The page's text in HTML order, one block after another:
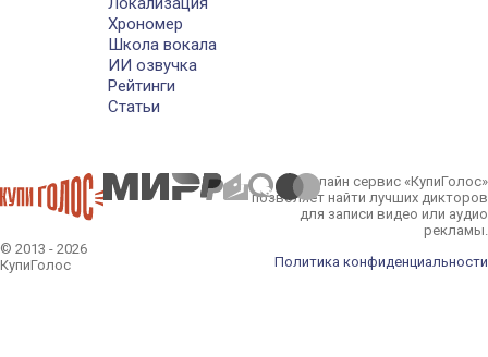
Хрономер
Школа вокала
ИИ озвучка
Рейтинги
Статьи
© 2013 - 2026
КупиГолос
Онлайн сервис «КупиГолос»
позволяет найти лучших дикторов
для записи видео или аудио
рекламы.
Политика конфиденциальности